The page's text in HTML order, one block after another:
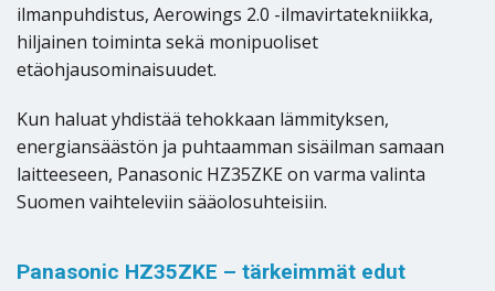
ilmanpuhdistus, Aerowings 2.0 -ilmavirtatekniikka,
hiljainen toiminta sekä monipuoliset
etäohjausominaisuudet.
Kun haluat yhdistää tehokkaan lämmityksen,
energiansäästön ja puhtaamman sisäilman samaan
laitteeseen, Panasonic HZ35ZKE on varma valinta
Suomen vaihteleviin sääolosuhteisiin.
Panasonic HZ35ZKE – tärkeimmät edut